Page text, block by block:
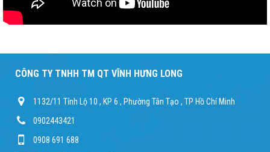
CÔNG TY TNHH TM QT VĨNH HƯNG LONG
1132/11 Tỉnh Lộ 10 , KP 6 , Phường Tân Tạo , TP Hồ Chí Minh
0902443421
0908 691 688